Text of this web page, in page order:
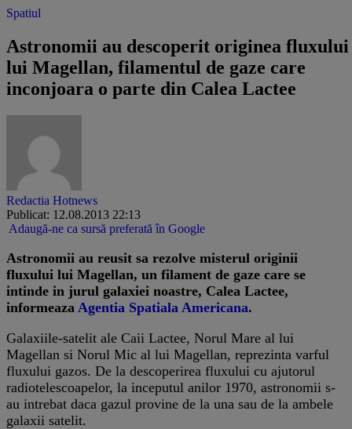
Spatiul
Astronomii au descoperit originea fluxului
lui Magellan, filamentul de gaze care
inconjoara o parte din Calea Lactee
Redactia Hotnews
Publicat: 12.08.2013 22:13
Adaugă-ne ca sursă preferată în Google
Astronomii au reusit sa rezolve misterul originii
fluxului lui Magellan, un filament de gaze care se
intinde in jurul galaxiei noastre, Calea Lactee,
informeaza Agentia Spatiala Americana.
Galaxiile-satelit ale Caii Lactee, Norul Mare al lui
Magellan si Norul Mic al lui Magellan, reprezinta varful
fluxului gazos. De la descoperirea fluxului cu ajutorul
radiotelescoapelor, la inceputul anilor 1970, astronomii s-
au intrebat daca gazul provine de la una sau de la ambele
galaxii satelit.